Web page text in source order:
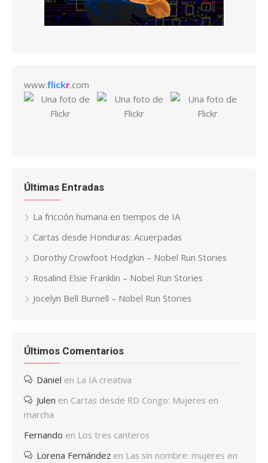
www.flickr.com
Últimas Entradas
La fricción humana en tiempos de IA
Cartas desde Honduras: Acuerpadas
Dorothy Crowfoot Hodgkin – Nobel Run Stories
Rosalind Elsie Franklin – Nobel Run Stories
Jocelyn Bell Burnell – Nobel Run Stories
Últimos Comentarios
Daniel en La IA creativa
Julen en Cartas desde RD Congo: Mujeres en
marcha
Fernando en Los tres canteros
Lorena Fernández en Las sin nombre: mujeres en